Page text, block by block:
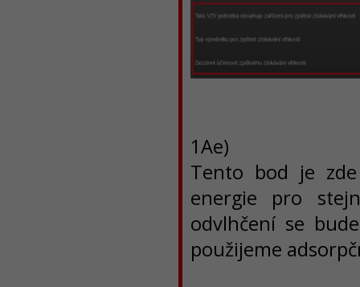
1Ae)
Tento bod je
energie pro
odvlhčení se
použijeme